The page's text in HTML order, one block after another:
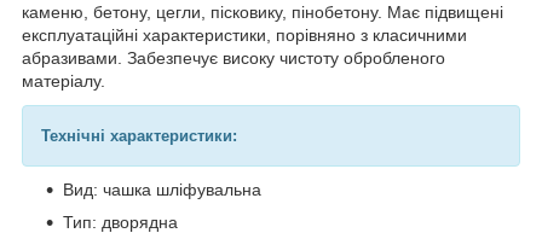
каменю, бетону, цегли, пісковику, пінобетону. Має підвищені
експлуатаційні характеристики, порівняно з класичними
абразивами. Забезпечує високу чистоту обробленого
матеріалу.
Технічні характеристики:
Вид: чашка шліфувальна
Тип: дворядна